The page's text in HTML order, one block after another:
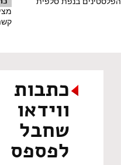
כתבות
ווידאו
שחבל
לפספס